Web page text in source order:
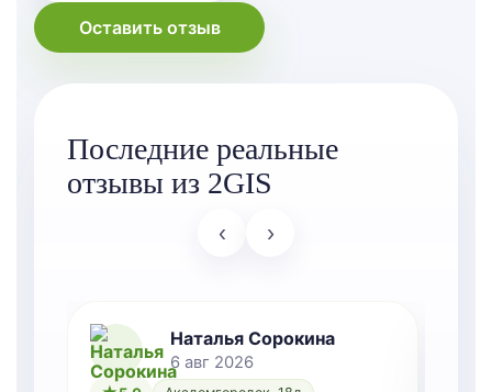
Оставить отзыв
Последние реальные
отзывы из 2GIS
‹ ›
Наталья Сорокина
6 авг 2026